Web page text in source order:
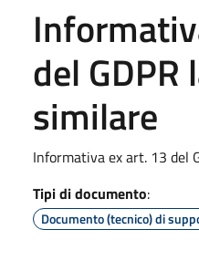
del
similare
Informativa ex art. 13 del
Tipi di documento:
Documento (tecnico) di